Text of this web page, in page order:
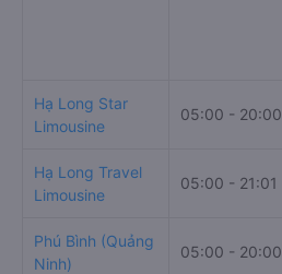
Hạ Long Star
Limousine
05:00 - 20:00
Hạ Long Travel
Limousine
05:00 - 21:01
Phú Bình (Quảng
Ninh)
05:00 - 20:00